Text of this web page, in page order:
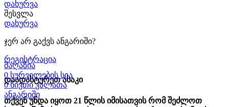
დახურვა
შესვლა
დახურვა
ჯერ არ გაქვს ანგარიში?
რეგისტრაცია
დაადასტურეთ ასაკი
თქვენ უნდა იყოთ 21 წლის იმისათვის რომ შეძლოთ
მაღაზია
0 სურვილების სია
0ნივთი კალათა
ანგარიში